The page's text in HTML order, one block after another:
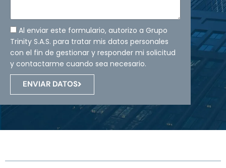
Al enviar este formulario, autorizo a Grupo
Trinity S.A.S. para tratar mis datos personales
con el fin de gestionar y responder mi solicitud
y contactarme cuando sea necesario.
ENVIAR DATOS